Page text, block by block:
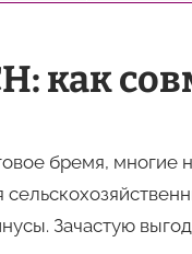
как
бремя,
Зачастую